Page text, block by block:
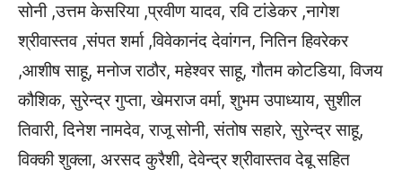
सोनी ,उत्तम केसरिया ,प्रवीण यादव, रवि टांडेकर ,नागेश
श्रीवास्तव ,संपत शर्मा ,विवेकानंद देवांगन, नितिन हिवरेकर
,आशीष साहू, मनोज राठौर, महेश्वर साहू, गौतम कोटडिया, विजय
कौशिक, सुरेन्द्र गुप्ता, खेमराज वर्मा, शुभम उपाध्याय, सुशील
तिवारी, दिनेश नामदेव, राजू सोनी, संतोष सहारे, सुरेन्द्र साहू,
विक्की शुक्ला, अरसद कुरैशी, देवेन्द्र श्रीवास्तव देबू सहित